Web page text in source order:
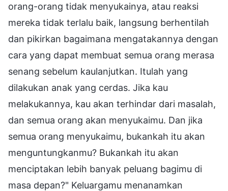
orang-orang tidak menyukainya, atau reaksi
mereka tidak terlalu baik, langsung berhentilah
dan pikirkan bagaimana mengatakannya dengan
cara yang dapat membuat semua orang merasa
senang sebelum kaulanjutkan. Itulah yang
dilakukan anak yang cerdas. Jika kau
melakukannya, kau akan terhindar dari masalah,
dan semua orang akan menyukaimu. Dan jika
semua orang menyukaimu, bukankah itu akan
menguntungkanmu? Bukankah itu akan
menciptakan lebih banyak peluang bagimu di
masa depan?" Keluargamu menanamkan